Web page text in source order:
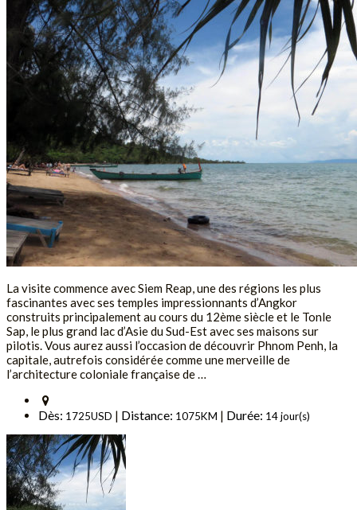
La visite commence avec Siem Reap, une des régions les plus
fascinantes avec ses temples impressionnants d’Angkor
construits principalement au cours du 12ème siècle et le Tonle
Sap, le plus grand lac d’Asie du Sud-Est avec ses maisons sur
pilotis. Vous aurez aussi l’occasion de découvrir Phnom Penh, la
capitale, autrefois considérée comme une merveille de
l’architecture coloniale française de …
Dès: 1725USD | Distance: 1075KM | Durée: 14 jour(s)